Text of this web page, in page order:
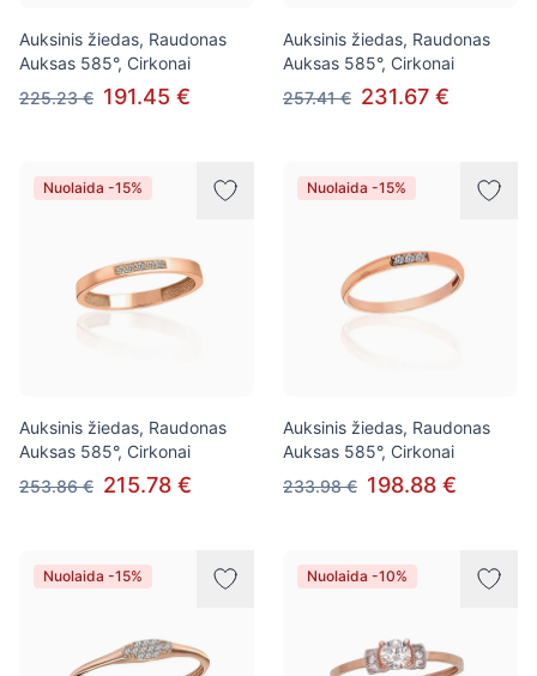
Auksinis žiedas, Raudonas
Auksas 585°, Cirkonai
225.23 € 191.45 €
Auksinis žiedas, Raudonas
Auksas 585°, Cirkonai
257.41 € 231.67 €
Nuolaida -15%
Auksinis žiedas, Raudonas
Auksas 585°, Cirkonai
253.86 € 215.78 €
Nuolaida -15%
Auksinis žiedas, Raudonas
Auksas 585°, Cirkonai
233.98 € 198.88 €
Nuolaida -15% Nuolaida -10%